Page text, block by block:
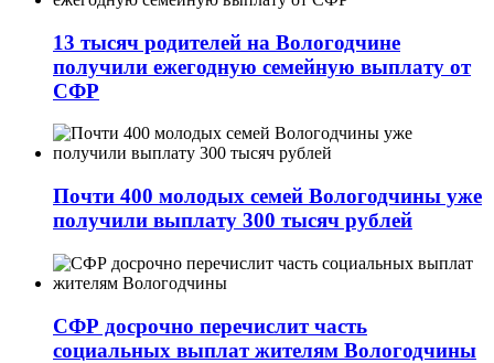
13 тысяч родителей на Вологодчине
получили ежегодную семейную выплату от
СФР
Почти 400 молодых семей Вологодчины уже
получили выплату 300 тысяч рублей
СФР досрочно перечислит часть
социальных выплат жителям Вологодчины